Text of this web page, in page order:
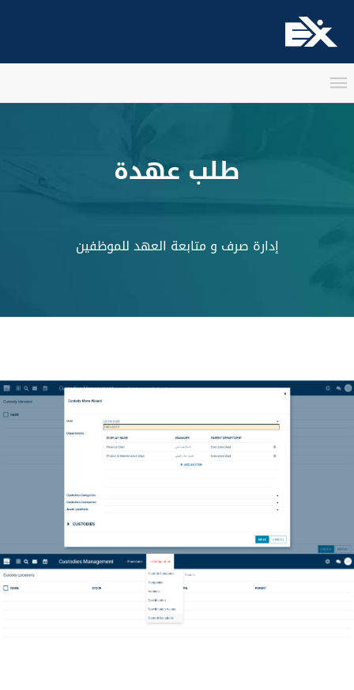
طلب عهدة
إدارة صرف و متابعة العهد للموظفين